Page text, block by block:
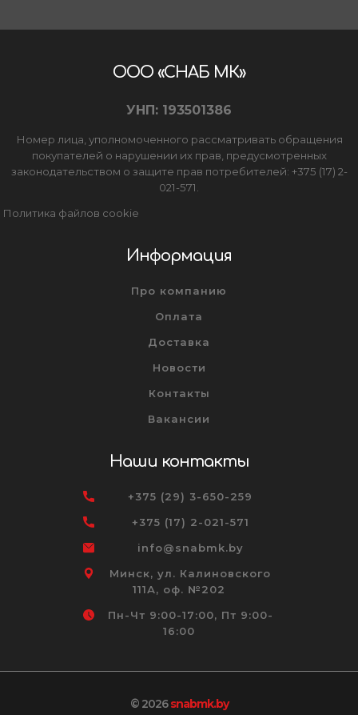
ООО «СНАБ МК»
УНП: 193501386
Номер лица, уполномоченного рассматривать обращения
покупателей о нарушении их прав, предусмотренных
законодательством о защите прав потребителей: +375 (17) 2-
021-571.
Политика файлов cookie
Информация
Про компанию
Оплата
Доставка
Новости
Контакты
Вакансии
Наши контакты
+375 (29) 3-650-259
+375 (17) 2-021-571
info@snabmk.by
Минск, ул. Калиновского
111А, оф. №202
Пн-Чт 9:00-17:00, Пт 9:00-
16:00
© 2026snabmk.by